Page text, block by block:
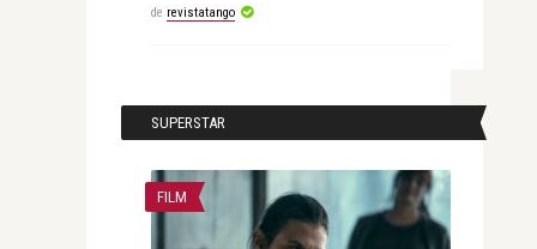
de revistatango
SUPERSTAR
FILM